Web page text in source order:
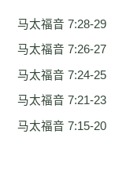
马太福音 7:28-29
马太福音 7:26-27
马太福音 7:24-25
马太福音 7:21-23
马太福音 7:15-20